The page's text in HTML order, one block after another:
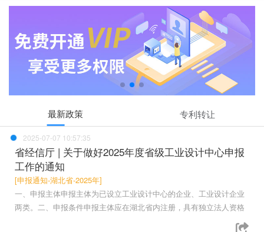
最新政策 专利转让
2025-07-07 10:57:35
省经信厅 | 关于做好2025年度省级工业设计中心申报
工作的通知
[申报通知-湖北省-2025年]
一、申报主体申报主体为已设立工业设计中心的企业、工业设计企业
两类。二、申报条件申报主体应在湖北省内注册，具有独立法人资格